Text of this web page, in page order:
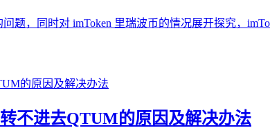
题，同时对 imToken 里瑞波币的情况展开探究，
不进去QTUM的原因及解决办法